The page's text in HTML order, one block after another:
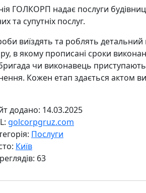
ГОЛКОРП надає послуги
та супутніх послуг.
виїздять та роблять детальний
в якому прописані сроки
чи виконавець
Кожен етап здається актом
додано: 14.03.2025
golcorpgruz.com
Послуги
Київ
63